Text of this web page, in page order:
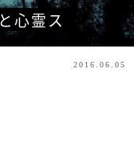
心霊ス
2016.06.05